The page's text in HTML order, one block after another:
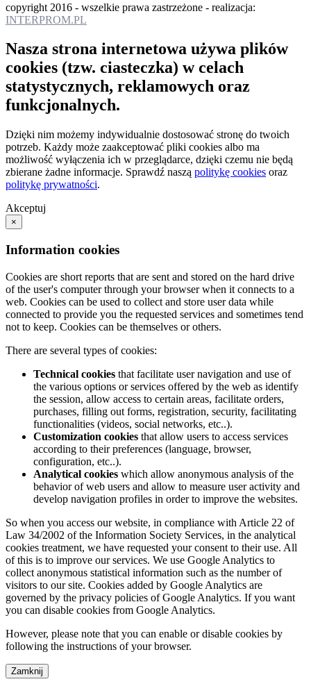
copyright 2016 - wszelkie prawa zastrzeżone - realizacja:
INTERPROM.PL
Nasza strona internetowa używa plików
cookies (tzw. ciasteczka) w celach
statystycznych, reklamowych oraz
funkcjonalnych.
Dzięki nim możemy indywidualnie dostosować stronę do twoich
potrzeb. Każdy może zaakceptować pliki cookies albo ma
możliwość wyłączenia ich w przeglądarce, dzięki czemu nie będą
zbierane żadne informacje. Sprawdź naszą politykę cookies oraz
politykę prywatności.
Akceptuj
×
Information cookies
Cookies are short reports that are sent and stored on the hard drive
of the user's computer through your browser when it connects to a
web. Cookies can be used to collect and store user data while
connected to provide you the requested services and sometimes tend
not to keep. Cookies can be themselves or others.
There are several types of cookies:
Technical cookies that facilitate user navigation and use of
the various options or services offered by the web as identify
the session, allow access to certain areas, facilitate orders,
purchases, filling out forms, registration, security, facilitating
functionalities (videos, social networks, etc..).
Customization cookies that allow users to access services
according to their preferences (language, browser,
configuration, etc..).
Analytical cookies which allow anonymous analysis of the
behavior of web users and allow to measure user activity and
develop navigation profiles in order to improve the websites.
So when you access our website, in compliance with Article 22 of
Law 34/2002 of the Information Society Services, in the analytical
cookies treatment, we have requested your consent to their use. All
of this is to improve our services. We use Google Analytics to
collect anonymous statistical information such as the number of
visitors to our site. Cookies added by Google Analytics are
governed by the privacy policies of Google Analytics. If you want
you can disable cookies from Google Analytics.
However, please note that you can enable or disable cookies by
following the instructions of your browser.
Zamknij